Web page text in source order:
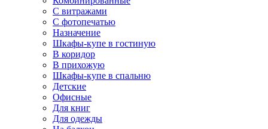
С витражами
С фотопечатью
Назначение
Шкафы-купе в гостиную
В коридор
В прихожую
Шкафы-купе в спальню
Детские
Офисные
Для книг
Для одежды